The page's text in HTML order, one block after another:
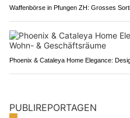
Waffenbörse in Pfungen ZH: Grosses
Phoenix & Cataleya Home Elegance:
PUBLIREPORTAGEN